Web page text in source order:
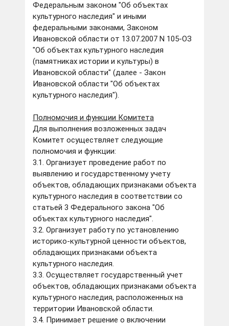
Федеральным законом "Об объектах
культурного наследия" и иными
федеральными законами, Законом
Ивановской области от 13.07.2007 N 105-ОЗ
"Об объектах культурного наследия
(памятниках истории и культуры) в
Ивановской области" (далее - Закон
Ивановской области "Об объектах
культурного наследия").
Полномочия и функции Комитета
Для выполнения возложенных задач
Комитет осуществляет следующие
полномочия и функции:
3.1. Организует проведение работ по
выявлению и государственному учету
объектов, обладающих признаками объекта
культурного наследия в соответствии со
статьей 3 Федерального закона "Об
объектах культурного наследия".
3.2. Организует работу по установлению
историко-культурной ценности объектов,
обладающих признаками объекта
культурного наследия.
3.3. Осуществляет государственный учет
объектов, обладающих признаками объекта
культурного наследия, расположенных на
территории Ивановской области.
3.4. Принимает решение о включении